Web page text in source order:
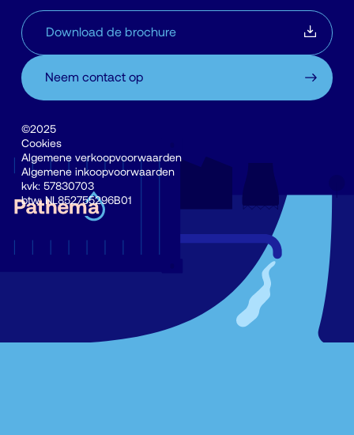
Download de brochure
Neem contact op
©2025
Cookies
Algemene verkoopvoorwaarden
Algemene inkoopvoorwaarden
kvk: 57830703
btw: NL852755296B01